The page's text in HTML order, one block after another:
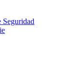
Seguridad